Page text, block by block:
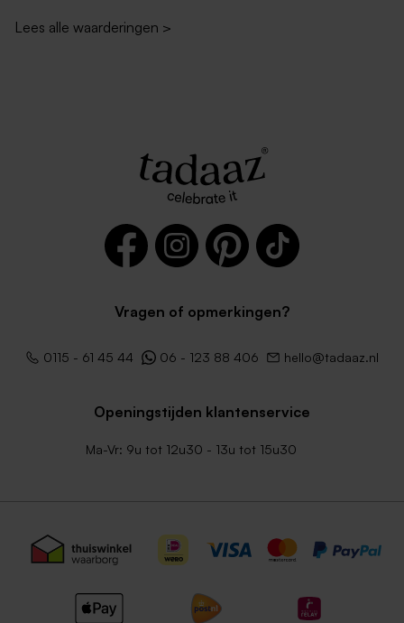
Lees alle waarderingen >
Vragen of opmerkingen?
0115 - 61 45 44 06 - 123 88 406 hello@tadaaz.nl
Openingstijden klantenservice
Ma-Vr: 9u tot 12u30 - 13u tot 15u30